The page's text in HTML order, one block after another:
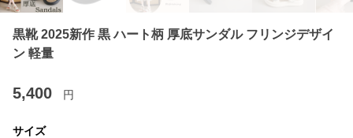
黒靴 2025新作 黒 ハート柄 厚底サンダル フリンジデザイ
ン 軽量
5,400 円
サイズ